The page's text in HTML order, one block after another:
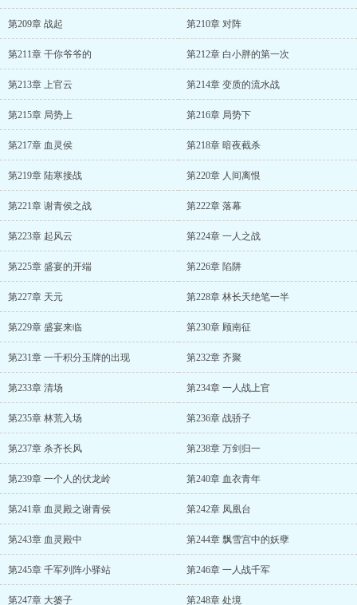
第209章 战起 第210章 对阵
第211章 干你爷爷的 第212章 白小胖的第一次
第213章 上官云 第214章 变质的流水战
第215章 局势上 第216章 局势下
第217章 血灵侯 第218章 暗夜截杀
第219章 陆寒接战 第220章 人间离恨
第221章 谢青侯之战 第222章 落幕
第223章 起风云 第224章 一人之战
第225章 盛宴的开端 第226章 陷阱
第227章 天元 第228章 林长天绝笔一半
第229章 盛宴来临 第230章 顾南征
第231章 一千积分玉牌的出现 第232章 齐聚
第233章 清场 第234章 一人战上官
第235章 林荒入场 第236章 战骄子
第237章 杀齐长风 第238章 万剑归一
第239章 一个人的伏龙岭 第240章 血衣青年
第241章 血灵殿之谢青侯 第242章 凤凰台
第243章 血灵殿中 第244章 飘雪宫中的妖孽
第245章 千军列阵小驿站 第246章 一人战千军
第247章 大篓子 第248章 处境